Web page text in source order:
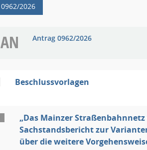
0962/2026
AN Antrag 0962/2026
Beschlussvorlagen
„Das Mainzer
Sachstandsbericht zur
über die weitere